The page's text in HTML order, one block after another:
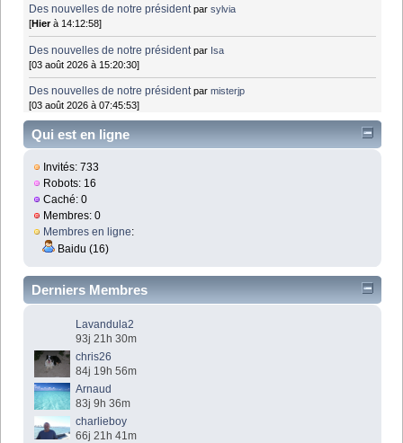
Des nouvelles de notre président parsylvia
[Hierà 14:12:58]
Des nouvelles de notre président par Isa
[03 août 2026 à 15:20:30]
Des nouvelles de notre président parmisterjp
[03 août 2026 à 07:45:53]
Qui est en ligne
Invités: 733
Robots: 16
Caché: 0
Membres: 0
Membres en ligne:
Baidu (16)
Derniers Membres
Lavandula2
93j 21h 30m
chris26
84j 19h 56m
Arnaud
83j 9h 36m
charlieboy
66j 21h 41m